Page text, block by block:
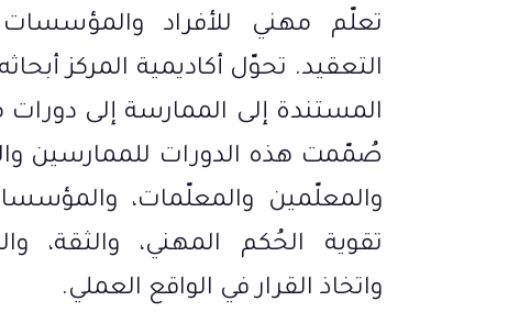
تعلّم مهني للأفراد
التعقيد. تحوّل أكاديمية المركز
المستندة إلى الممارسة إلى
صُمّمت هذه الدورات للممارسين
والمعلّمين والمعلّمات،
تقوية الحُكم المهني، والثقة،
واتخاذ القرار في الواقع العملي.